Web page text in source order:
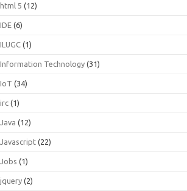
html 5 (12)
IDE (6)
ILUGC (1)
Information Technology (31)
IoT (34)
irc (1)
Java (12)
Javascript (22)
Jobs (1)
jquery (2)